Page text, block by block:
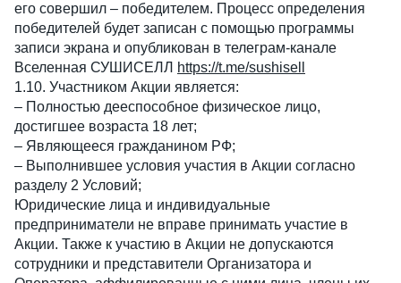
его совершил – победителем. Процесс определения
победителей будет записан с помощью программы
записи экрана и опубликован в телеграм-канале
Вселенная СУШИСЕЛЛ https://t.me/sushisell
1.10. Участником Акции является:
– Полностью дееспособное физическое лицо,
достигшее возраста 18 лет;
– Являющееся гражданином РФ;
– Выполнившее условия участия в Акции согласно
разделу 2 Условий;
Юридические лица и индивидуальные
предприниматели не вправе принимать участие в
Акции. Также к участию в Акции не допускаются
сотрудники и представители Организатора и